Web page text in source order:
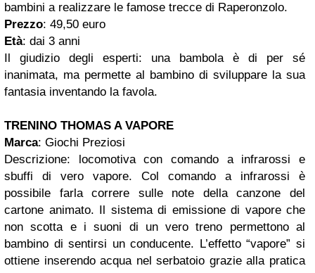
bambini a realizzare le famose trecce di Raperonzolo.
Prezzo: 49,50 euro
Età: dai 3 anni
Il giudizio degli esperti: una bambola è di per sé
inanimata, ma permette al bambino di sviluppare la sua
fantasia inventando la favola.
TRENINO THOMAS A VAPORE
Marca: Giochi Preziosi
Descrizione: locomotiva con comando a infrarossi e
sbuffi di vero vapore. Col comando a infrarossi è
possibile farla correre sulle note della canzone del
cartone animato. Il sistema di emissione di vapore che
non scotta e i suoni di un vero treno permettono al
bambino di sentirsi un conducente. L’effetto “vapore” si
ottiene inserendo acqua nel serbatoio grazie alla pratica